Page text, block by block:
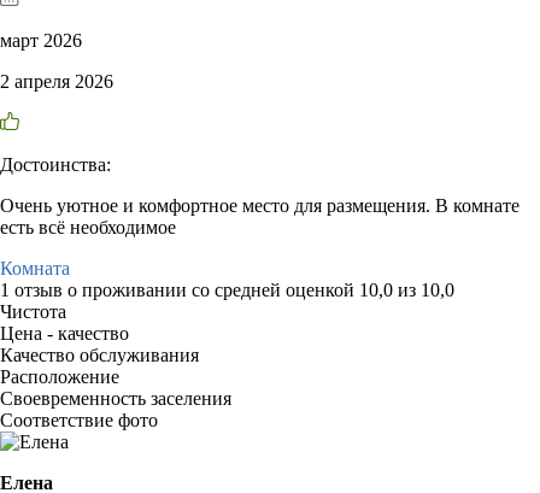
март 2026
2 апреля 2026
Достоинства:
Очень уютное и комфортное место для размещения. В комнате
есть всё необходимое
Комната
1 отзыв о проживании со средней оценкой 10,0 из 10,0
Чистота
Цена - качество
Качество обслуживания
Расположение
Своевременность заселения
Соответствие фото
Елена